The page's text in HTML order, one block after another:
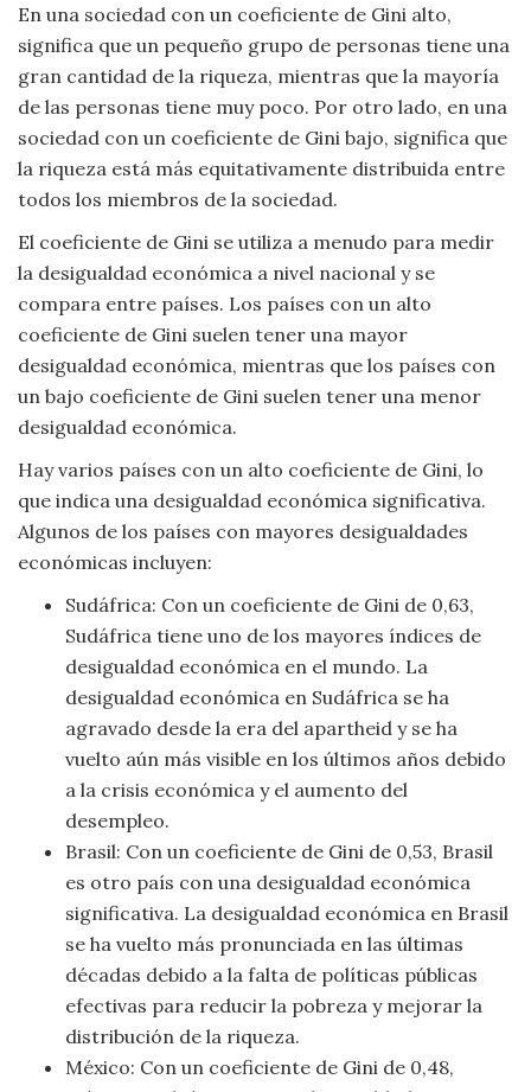
Viajar
En una sociedad con un coeficiente de Gini alto,
significa que un pequeño grupo de personas tiene una
gran cantidad de la riqueza, mientras que la mayoría
de las personas tiene muy poco. Por otro lado, en una
sociedad con un coeficiente de Gini bajo, significa que
la riqueza está más equitativamente distribuida entre
todos los miembros de la sociedad.
El coeficiente de Gini se utiliza a menudo para medir
la desigualdad económica a nivel nacional y se
compara entre países. Los países con un alto
coeficiente de Gini suelen tener una mayor
desigualdad económica, mientras que los países con
un bajo coeficiente de Gini suelen tener una menor
desigualdad económica.
Hay varios países con un alto coeficiente de Gini, lo
que indica una desigualdad económica significativa.
Algunos de los países con mayores desigualdades
económicas incluyen:
Sudáfrica: Con un coeficiente de Gini de 0,63,
Sudáfrica tiene uno de los mayores índices de
desigualdad económica en el mundo. La
desigualdad económica en Sudáfrica se ha
agravado desde la era del apartheid y se ha
vuelto aún más visible en los últimos años debido
a la crisis económica y el aumento del
desempleo.
Brasil: Con un coeficiente de Gini de 0,53, Brasil
es otro país con una desigualdad económica
significativa. La desigualdad económica en Brasil
se ha vuelto más pronunciada en las últimas
décadas debido a la falta de políticas públicas
efectivas para reducir la pobreza y mejorar la
distribución de la riqueza.
México: Con un coeficiente de Gini de 0,48,